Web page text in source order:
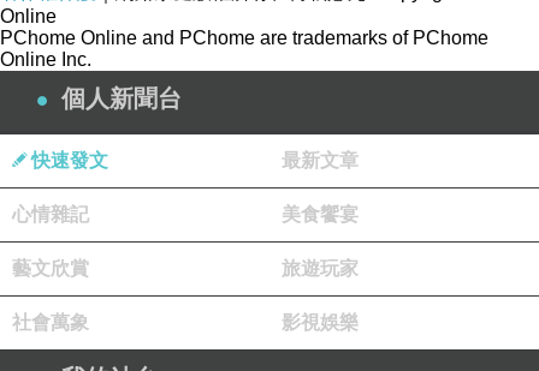
Online
PChome Online and PChome are trademarks of PChome
Online Inc.
個人新聞台
快速發文 最新文章
心情雜記 美食饗宴
藝文欣賞 旅遊玩家
社會萬象 影視娛樂